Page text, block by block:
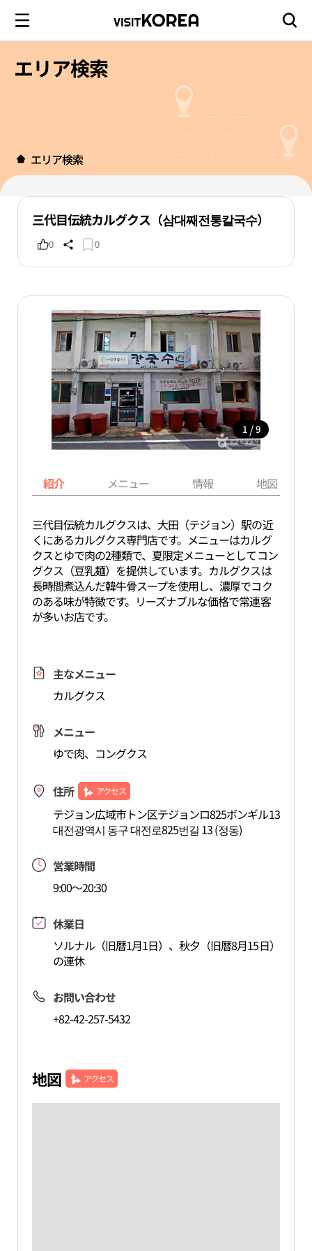
エリア検索
エリア検索
三代目伝統カルグクス（삼대째전통칼국수）
0 0
1 / 9
紹介 メニュー 情報 地図
三代目伝統カルグクスは、大田（テジョン）駅の近
くにあるカルグクス専門店です。メニューはカルグ
クスとゆで肉の2種類で、夏限定メニューとしてコン
グクス（豆乳麺）を提供しています。カルグクスは
長時間煮込んだ韓牛骨スープを使用し、濃厚でコク
のある味が特徴です。リーズナブルな価格で常連客
が多いお店です。
主なメニュー
カルグクス
メニュー
ゆで肉、コングクス
住所 アクセス
テジョン広域市トン区テジョンロ825ボンギル13
대전광역시 동구 대전로825번길 13 (정동)
営業時間
9:00～20:30
休業日
ソルナル（旧暦1月1日）、秋夕（旧暦8月15日）
の連休
お問い合わせ
+82-42-257-5432
地図 アクセス